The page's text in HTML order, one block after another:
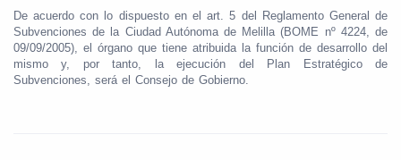
De acuerdo con lo dispuesto en el art. 5 del Reglamento General de
Subvenciones de la Ciudad Autónoma de Melilla (BOME nº 4224, de
09/09/2005), el órgano que tiene atribuida la función de desarrollo del
mismo y, por tanto, la ejecución del Plan Estratégico de
Subvenciones, será el Consejo de Gobierno.